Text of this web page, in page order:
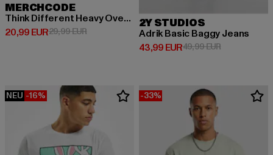
MERCHCODE
Think Different Heavy Oversized Tee
20,99 EUR
Derzeitiger Preis: 20,99 EUR
29,99 EURAktionspreis: 29,99 EUR
2Y STUDIOS
Adrik Basic Baggy Jeans
43,99 EUR
Derzeitiger Preis: 43,99 EUR
49,99 EURAktionspreis:
NEU -16% -33%